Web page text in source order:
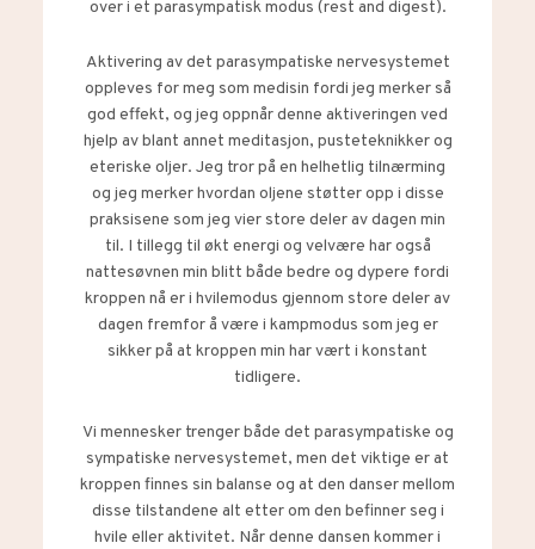
over i et parasympatisk modus (rest and digest).
Aktivering av det parasympatiske nervesystemet
oppleves for meg som medisin fordi jeg merker så
god effekt, og jeg oppnår denne aktiveringen ved
hjelp av blant annet meditasjon, pusteteknikker og
eteriske oljer. Jeg tror på en helhetlig tilnærming
og jeg merker hvordan oljene støtter opp i disse
praksisene som jeg vier store deler av dagen min
til. I tillegg til økt energi og velvære har også
nattesøvnen min blitt både bedre og dypere fordi
kroppen nå er i hvilemodus gjennom store deler av
dagen fremfor å være i kampmodus som jeg er
sikker på at kroppen min har vært i konstant
tidligere.
Vi mennesker trenger både det parasympatiske og
sympatiske nervesystemet, men det viktige er at
kroppen finnes sin balanse og at den danser mellom
disse tilstandene alt etter om den befinner seg i
hvile eller aktivitet. Når denne dansen kommer i